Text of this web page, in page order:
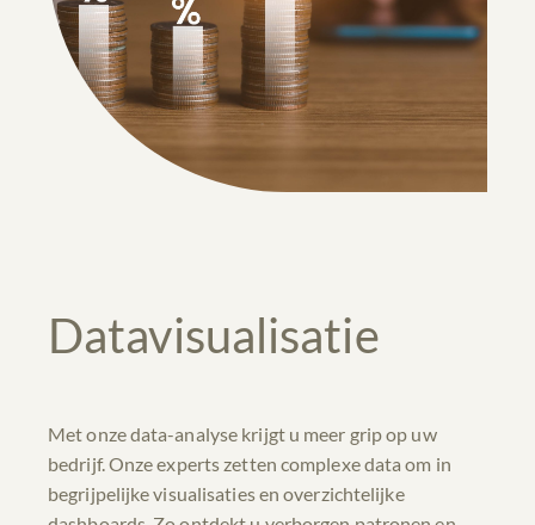
Datavisualisatie
Met onze data-analyse krijgt u meer grip op uw
bedrijf. Onze experts zetten complexe data om in
begrijpelijke visualisaties en overzichtelijke